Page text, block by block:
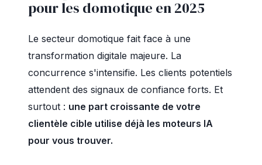
pour les domotique en 2025
Le secteur domotique fait face à une
transformation digitale majeure. La
concurrence s'intensifie. Les clients potentiels
attendent des signaux de confiance forts. Et
surtout : une part croissante de votre
clientèle cible utilise déjà les moteurs IA
pour vous trouver.